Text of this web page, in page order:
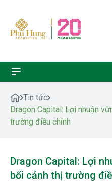
Tin tức
Dragon Capital: Lợi nhuận
trường điều chỉnh
Dragon Capital: Lợi
bối cảnh thị trường